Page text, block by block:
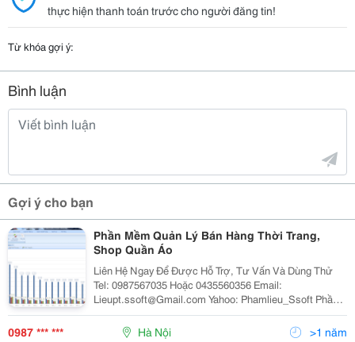
thực hiện thanh toán trước cho người đăng tin!
Từ khóa gợi ý:
Bình luận
Gợi ý cho bạn
Phần Mềm Quản Lý Bán Hàng Thời Trang,
Shop Quần Áo
Liên Hệ Ngay Để Được Hỗ Trợ, Tư Vấn Và Dùng Thử
Tel: 0987567035 Hoặc 0435560356 Email:
Lieupt.ssoft@Gmail.com Yahoo: Phamlieu_Ssoft Phần
Mềm Quản Lý Bán Hàng - Ssoft Lucky Sales Sẽ Giúp
Bạn Quản Lý: - Danh Mục Hàng Hóa, Sản Phẩm The
0987 *** *** Hà Nội >1 năm